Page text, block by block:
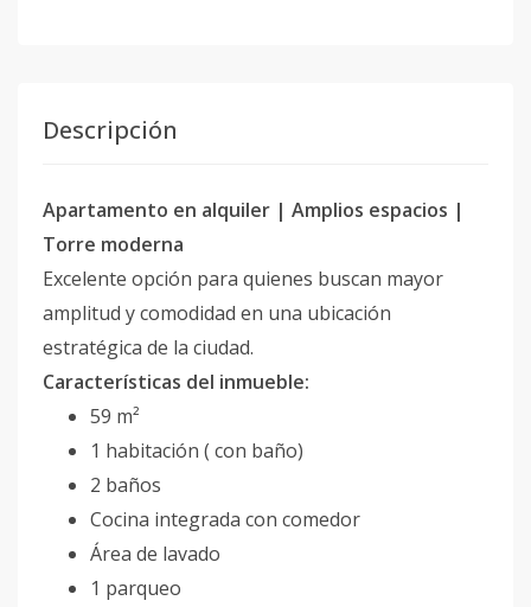
Descripción
Apartamento en alquiler | Amplios espacios |
Torre moderna
Excelente opción para quienes buscan mayor
amplitud y comodidad en una ubicación
estratégica de la ciudad.
Características del inmueble:
59 m²
1 habitación ( con baño)
2 baños
Cocina integrada con comedor
Área de lavado
1 parqueo